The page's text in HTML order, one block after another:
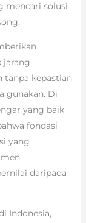
mencari solusi
jarang
tanpa kepastian
gunakan. Di
yang baik
fondasi
yang
daripada
Indonesia,